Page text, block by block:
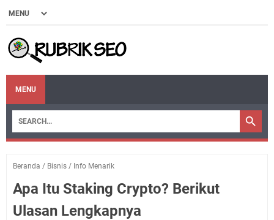
MENU
Beranda / Bisnis / Info Menarik
Apa Itu Staking Crypto? Berikut
Ulasan Lengkapnya